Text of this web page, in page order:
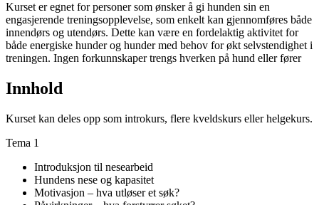
Kurset er egnet for personer som ønsker å gi hunden sin en
engasjerende treningsopplevelse, som enkelt kan gjennomføres både
innendørs og utendørs. Dette kan være en fordelaktig aktivitet for
både energiske hunder og hunder med behov for økt selvstendighet i
treningen. Ingen forkunnskaper trengs hverken på hund eller fører
Innhold
Kurset kan deles opp som introkurs, flere kveldskurs eller helgekurs.
Tema 1
Introduksjon til nesearbeid
Hundens nese og kapasitet
Motivasjon – hva utløser et søk?